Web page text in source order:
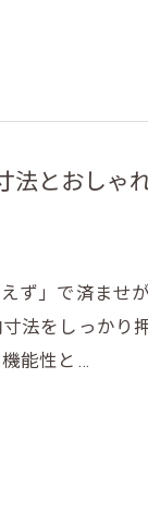
法とおしゃ
ず」で済ませ
法をしっかり
能性と…